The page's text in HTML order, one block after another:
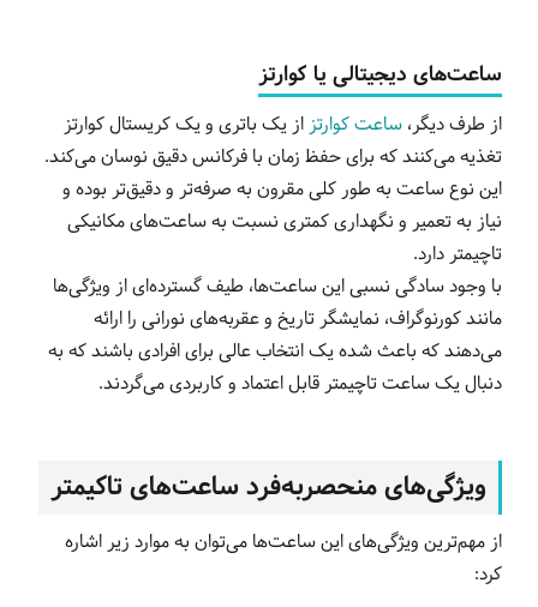
ساعت‌های دیجیتالی یا کوارتز
از طرف دیگر، ساعت‌ کوارتزاز یک باتری و یک کریستال کوارتز
تغذیه می‌کنند که برای حفظ زمان با فرکانس دقیق نوسان می‌کند.
این نوع ساعت به طور کلی مقرون به صرفه‌تر و دقیق‌تر بوده و
نیاز به تعمیر و نگهداری کمتری نسبت به ساعت‌های مکانیکی
تاچیمتر دارد.
با وجود سادگی نسبی این ساعت‌ها، طیف گسترده‌ای از ویژگی‌ها
مانند کورنوگراف، نمایشگر تاریخ و عقربه‌های نورانی را ارائه
می‌دهند که باعث شده یک انتخاب عالی برای افرادی باشند که به
دنبال یک ساعت تاچیمتر قابل اعتماد و کاربردی می‌گردند.
ویژگی‌های منحصربه‌فرد ساعت‌های تاکیمتر
از مهم‌ترین ویژگی‌های این ساعت‌ها می‌توان به موارد زیر اشاره
کرد: